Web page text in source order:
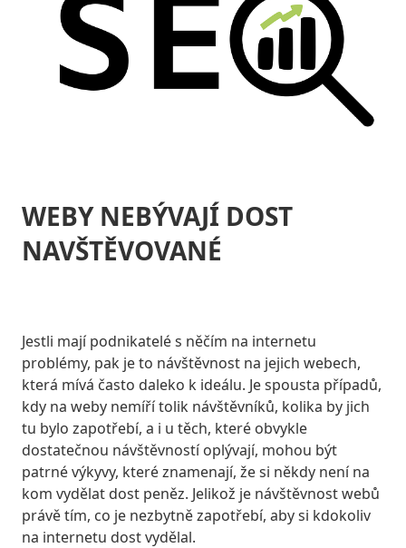
WEBY NEBÝVAJÍ DOST
NAVŠTĚVOVANÉ
Jestli mají podnikatelé s něčím na internetu
problémy, pak je to návštěvnost na jejich webech,
která mívá často daleko k ideálu. Je spousta případů,
kdy na weby nemíří tolik návštěvníků, kolika by jich
tu bylo zapotřebí, a i u těch, které obvykle
dostatečnou návštěvností oplývají, mohou být
patrné výkyvy, které znamenají, že si někdy není na
kom vydělat dost peněz. Jelikož je návštěvnost webů
právě tím, co je nezbytně zapotřebí, aby si kdokoliv
na internetu dost vydělal.